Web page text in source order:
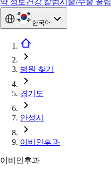
약 정보 건강 칼럼시술/수술 꿀팁
한국어
병원 찾기
경기도
안성시
이비인후과
이비인후과